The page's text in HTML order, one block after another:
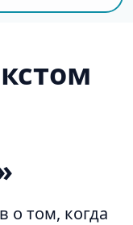
о том, когда